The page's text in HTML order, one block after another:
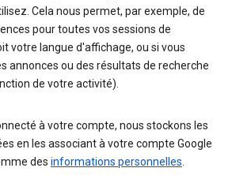
Cela nous permet, par exemple, de
pour toutes vos sessions de
votre langue d'affichage, ou si vous
annonces ou des résultats de recherche
de votre activité).
à votre compte, nous stockons les
en les associant à votre compte Google
des informations personnelles